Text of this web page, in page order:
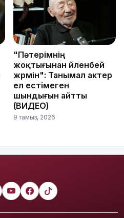
"Пәтерімнің
жоқтығынан үйленбей
жүрмін": Танымал актер
ел естімеген
шындығын айтты
(ВИДЕО)
9 тамыз, 2026